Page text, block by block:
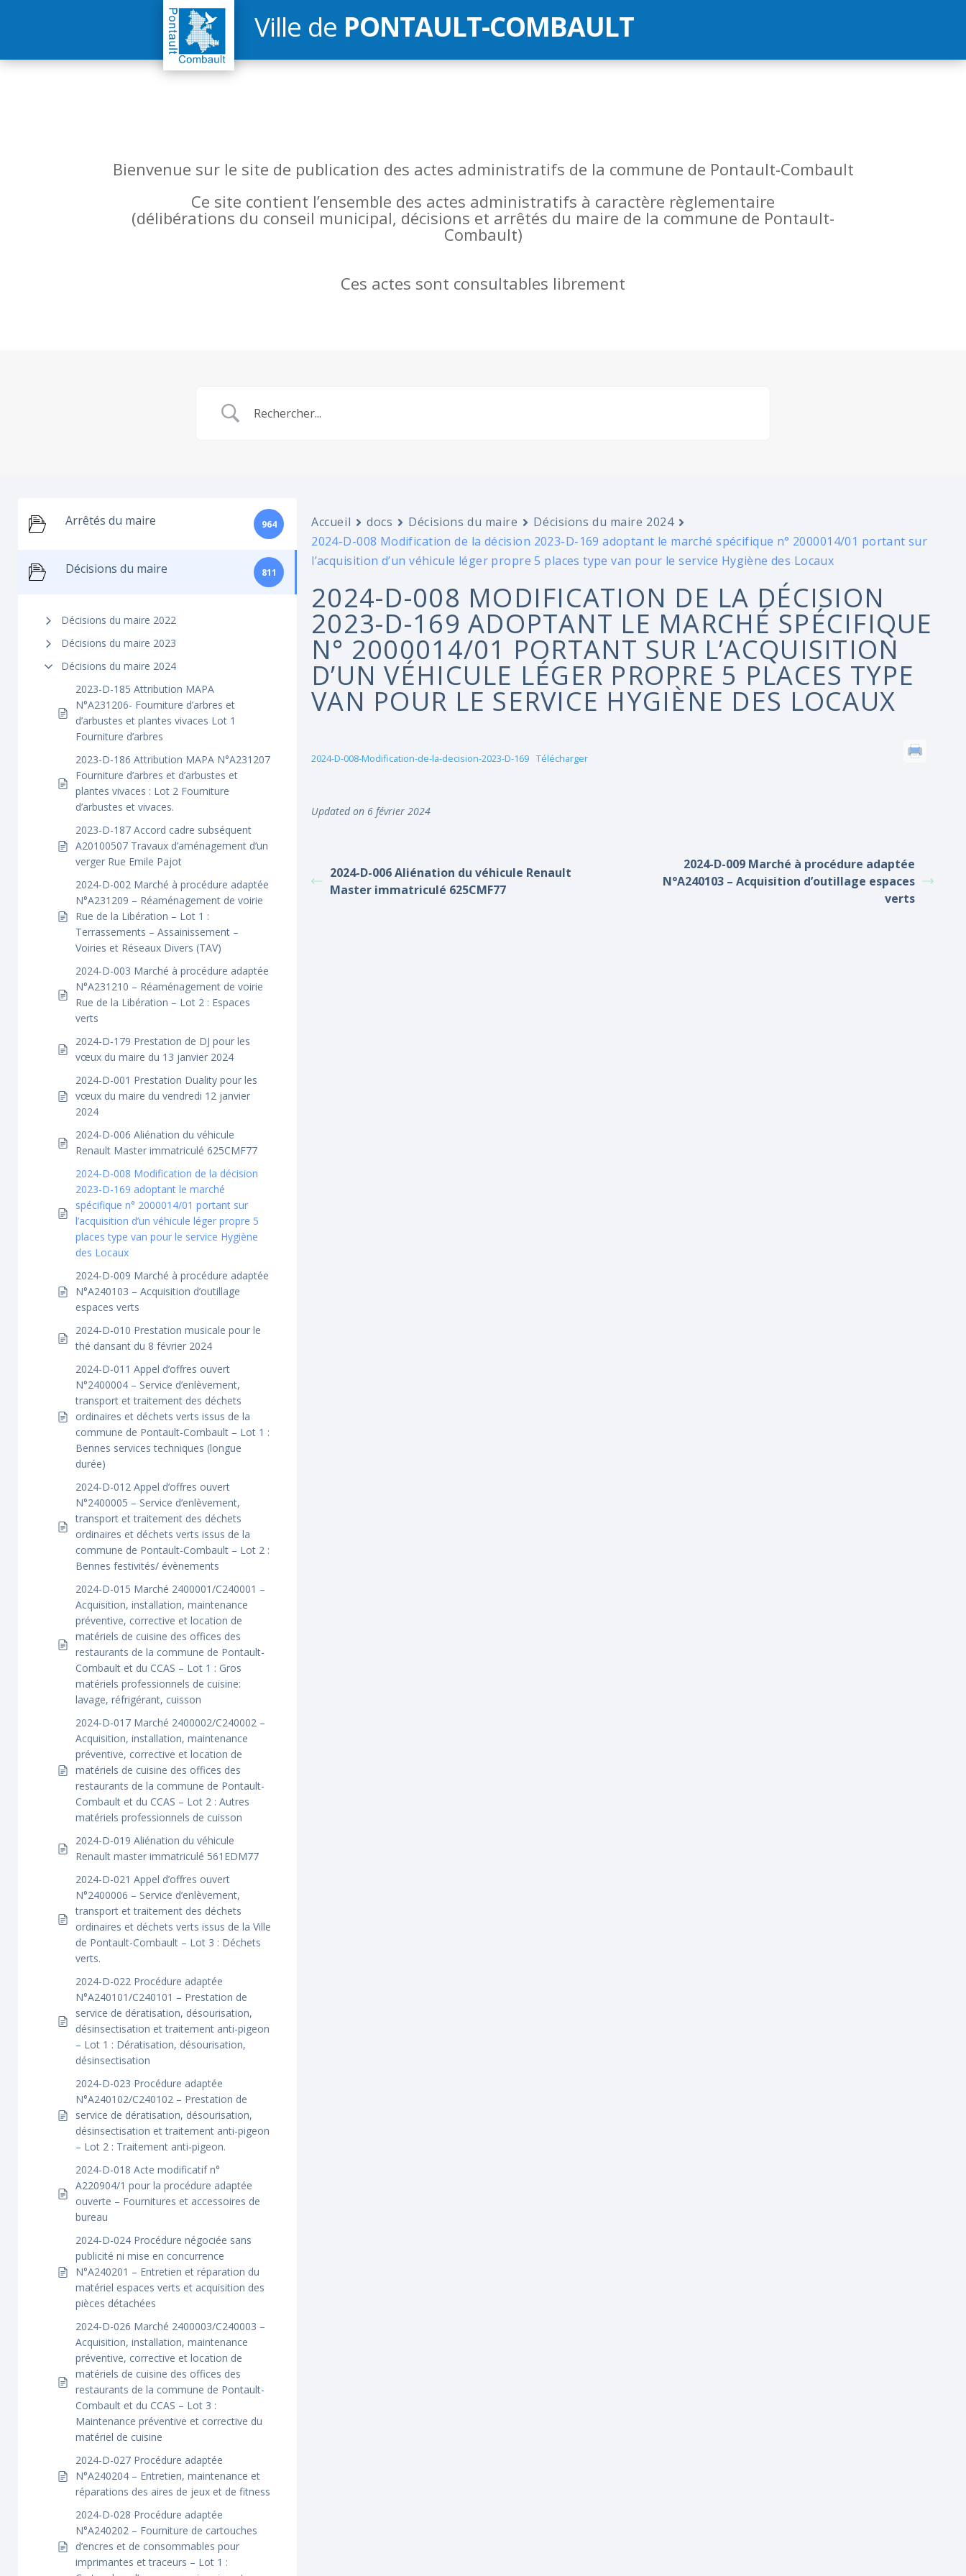
Ville de PONTAULT-COMBAULT
Bienvenue sur le site de publication des actes administratifs de la commune de Pontault-Combault
Ce site contient l’ensemble des actes administratifs à caractère règlementaire
(délibérations du conseil municipal, décisions et arrêtés du maire de la commune de Pontault-
Combault)
Ces actes sont consultables librement
Arrêtés du maire 964
Décisions du maire 811
Décisions du maire 2022
Décisions du maire 2023
Décisions du maire 2024
2023-D-185 Attribution MAPA
N°A231206- Fourniture d’arbres et
d’arbustes et plantes vivaces Lot 1
Fourniture d’arbres
2023-D-186 Attribution MAPA N°A231207
Fourniture d’arbres et d’arbustes et
plantes vivaces : Lot 2 Fourniture
d’arbustes et vivaces.
2023-D-187 Accord cadre subséquent
A20100507 Travaux d’aménagement d’un
verger Rue Emile Pajot
2024-D-002 Marché à procédure adaptée
N°A231209 – Réaménagement de voirie
Rue de la Libération – Lot 1 :
Terrassements – Assainissement –
Voiries et Réseaux Divers (TAV)
2024-D-003 Marché à procédure adaptée
N°A231210 – Réaménagement de voirie
Rue de la Libération – Lot 2 : Espaces
verts
2024-D-179 Prestation de DJ pour les
vœux du maire du 13 janvier 2024
2024-D-001 Prestation Duality pour les
vœux du maire du vendredi 12 janvier
2024
2024-D-006 Aliénation du véhicule
Renault Master immatriculé 625CMF77
2024-D-008 Modification de la décision
2023-D-169 adoptant le marché
spécifique n° 2000014/01 portant sur
l’acquisition d’un véhicule léger propre 5
places type van pour le service Hygiène
des Locaux
2024-D-009 Marché à procédure adaptée
N°A240103 – Acquisition d’outillage
espaces verts
2024-D-010 Prestation musicale pour le
thé dansant du 8 février 2024
2024-D-011 Appel d’offres ouvert
N°2400004 – Service d’enlèvement,
transport et traitement des déchets
ordinaires et déchets verts issus de la
commune de Pontault-Combault – Lot 1 :
Bennes services techniques (longue
durée)
2024-D-012 Appel d’offres ouvert
N°2400005 – Service d’enlèvement,
transport et traitement des déchets
ordinaires et déchets verts issus de la
commune de Pontault-Combault – Lot 2 :
Bennes festivités/ évènements
2024-D-015 Marché 2400001/C240001 –
Acquisition, installation, maintenance
préventive, corrective et location de
matériels de cuisine des offices des
restaurants de la commune de Pontault-
Combault et du CCAS – Lot 1 : Gros
matériels professionnels de cuisine:
lavage, réfrigérant, cuisson
2024-D-017 Marché 2400002/C240002 –
Acquisition, installation, maintenance
préventive, corrective et location de
matériels de cuisine des offices des
restaurants de la commune de Pontault-
Combault et du CCAS – Lot 2 : Autres
matériels professionnels de cuisson
2024-D-019 Aliénation du véhicule
Renault master immatriculé 561EDM77
2024-D-021 Appel d’offres ouvert
N°2400006 – Service d’enlèvement,
transport et traitement des déchets
ordinaires et déchets verts issus de la Ville
de Pontault-Combault – Lot 3 : Déchets
verts.
2024-D-022 Procédure adaptée
N°A240101/C240101 – Prestation de
service de dératisation, désourisation,
désinsectisation et traitement anti-pigeon
– Lot 1 : Dératisation, désourisation,
désinsectisation
2024-D-023 Procédure adaptée
N°A240102/C240102 – Prestation de
service de dératisation, désourisation,
désinsectisation et traitement anti-pigeon
– Lot 2 : Traitement anti-pigeon.
2024-D-018 Acte modificatif n°
A220904/1 pour la procédure adaptée
ouverte – Fournitures et accessoires de
bureau
2024-D-024 Procédure négociée sans
publicité ni mise en concurrence
N°A240201 – Entretien et réparation du
matériel espaces verts et acquisition des
pièces détachées
2024-D-026 Marché 2400003/C240003 –
Acquisition, installation, maintenance
préventive, corrective et location de
matériels de cuisine des offices des
restaurants de la commune de Pontault-
Combault et du CCAS – Lot 3 :
Maintenance préventive et corrective du
matériel de cuisine
2024-D-027 Procédure adaptée
N°A240204 – Entretien, maintenance et
réparations des aires de jeux et de fitness
2024-D-028 Procédure adaptée
N°A240202 – Fourniture de cartouches
d’encres et de consommables pour
imprimantes et traceurs – Lot 1 :
Accueil docs Décisions du maire
Décisions du maire 2024
2024-D-008 Modification de la décision 2023-D-169 adoptant le marché spécifique n° 2000014/01 portant sur
l’acquisition d’un véhicule léger propre 5 places type van pour le service Hygiène des Locaux
2024-D-008 MODIFICATION DE LA DÉCISION
2023-D-169 ADOPTANT LE MARCHÉ SPÉCIFIQUE
N° 2000014/01 PORTANT SUR L’ACQUISITION
D’UN VÉHICULE LÉGER PROPRE 5 PLACES TYPE
VAN POUR LE SERVICE HYGIÈNE DES LOCAUX
2024-D-008-Modification-de-la-decision-2023-D-169 Télécharger
Updated on 6 février 2024
2024-D-006 Aliénation du véhicule Renault
Master immatriculé 625CMF77
2024-D-009 Marché à procédure adaptée
N°A240103 – Acquisition d’outillage espaces
verts